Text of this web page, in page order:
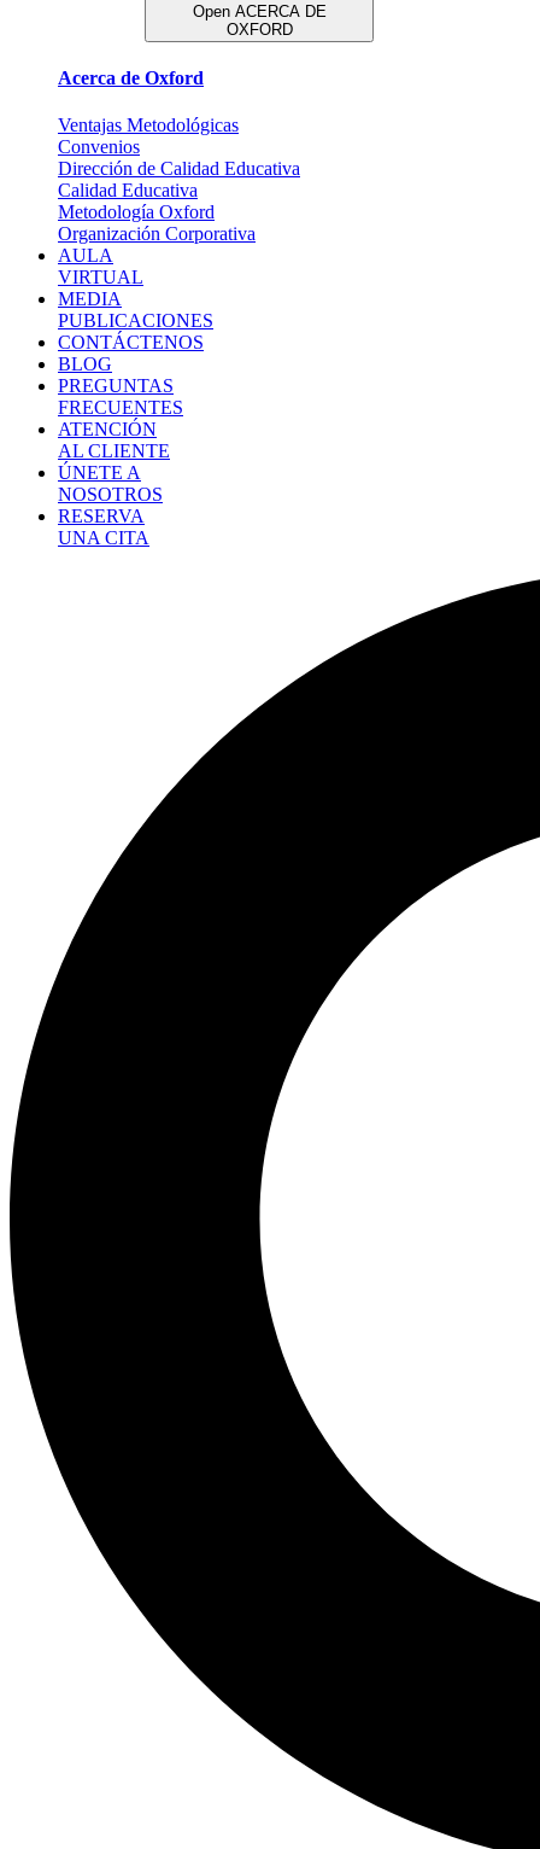
Open ACERCA DE
OXFORD
Acerca de Oxford
Ventajas Metodológicas
Convenios
Dirección de Calidad Educativa
Calidad Educativa
Metodología Oxford
Organización Corporativa
AULA
VIRTUAL
MEDIA
PUBLICACIONES
CONTÁCTENOS
BLOG
PREGUNTAS
FRECUENTES
ATENCIÓN
AL CLIENTE
ÚNETE A
NOSOTROS
RESERVA
UNA CITA